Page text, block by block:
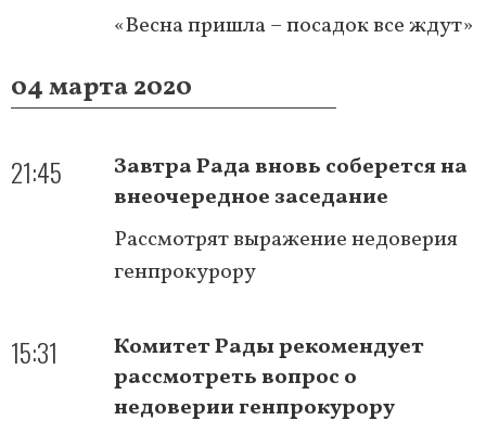
«Весна пришла – посадок все ждут»
04 марта 2020
21:45
Завтра Рада вновь соберется на
внеочередное заседание
Рассмотрят выражение недоверия
генпрокурору
15:31
Комитет Рады рекомендует
рассмотреть вопрос о
недоверии генпрокурору